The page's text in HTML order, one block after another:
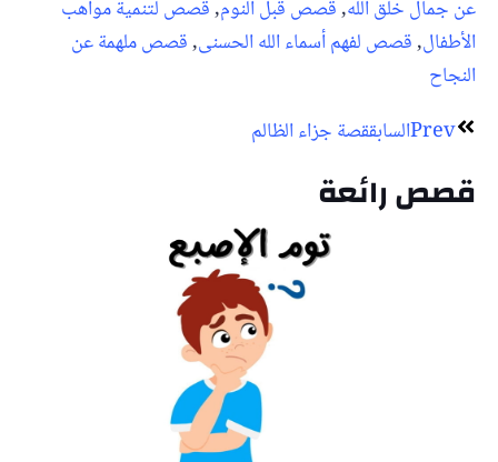
عن جمال خلق الله,قصص قبل النوم,قصص لتنمية مواهب
الأطفال,قصص لفهم أسماء الله الحسنى,قصص ملهمة عن
النجاح
Prevالسابققصة جزاء الظالم
قصص رائعة